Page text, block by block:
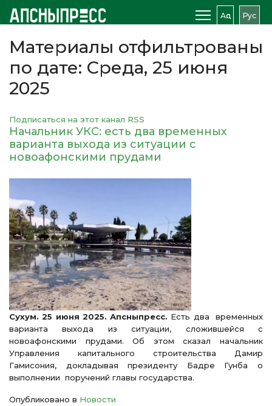
Аԥс Рус
Материалы отфильтрованы
по дате: Среда, 25 июня
2025
Подписаться на этот канал RSS
Начальник УКС: есть два временных
варианта выхода из ситуации с
новоафонскими прудами
Сухум. 25 июня 2025. Апсныпресс. Есть два временных
варианта выхода из ситуации, сложившейся с
новоафонскими прудами. Об этом сказал начальник
Управления капитального строительства Дамир
Гамисония, докладывая президенту Бадре Гунба о
выполнении поручений главы государства.
Опубликовано в Новости